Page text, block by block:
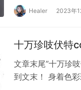
遇，就如同发现了
下，每一个瞬间都
的魅力。她的眼神
Healer 2023年
十万珍吱伏特
文章末尾”十万珍
到文末！ 身着色